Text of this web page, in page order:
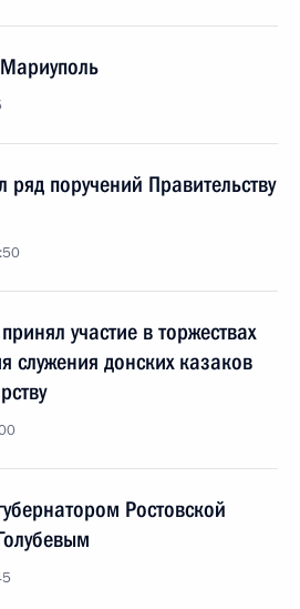
поручений Правительству
участие в торжествах
служения донских казаков
Ростовской